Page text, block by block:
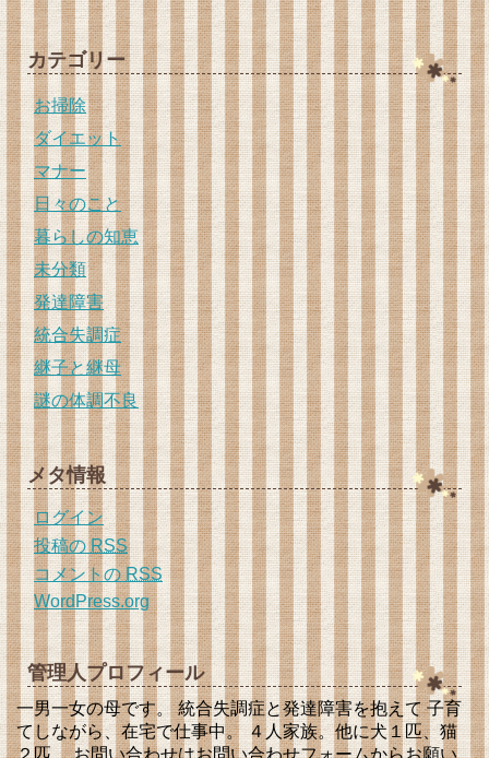
カテゴリー
お掃除
ダイエット
マナー
日々のこと
暮らしの知恵
未分類
発達障害
統合失調症
継子と継母
謎の体調不良
メタ情報
ログイン
投稿のRSS
コメントのRSS
WordPress.org
管理人プロフィール
一男一女の母です。 統合失調症と発達障害を抱えて 子育
てしながら、在宅で仕事中。 ４人家族。他に犬１匹、猫
２匹。 お問い合わせはお問い合わせフォームからお願い